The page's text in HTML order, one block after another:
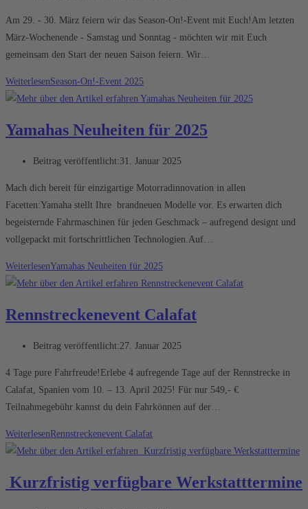
Am 29. - 30. März feiern wir das Season-On!-Event mit Euch!Am letzten
März-Wochenende - Samstag und Sonntag - möchten wir mit Euch
gemeinsam den Start der neuen Saison feiern. Wir…
WeiterlesenSeason-On!-Event 2025
Yamahas Neuheiten für 2025
Beitrag veröffentlicht:31. Januar 2025
Mach dich bereit für einzigartige Motorradinnovation in allen
Facetten:Yamaha stellt Ihre brandneuen Modelle vor. Es erwarten dich
begeisternde Fahrmaschinen für jeden Geschmack – aufregend designt und
vollgepackt mit fortschrittlichen Technologien.Auf…
WeiterlesenYamahas Neuheiten für 2025
Rennstreckenevent Calafat
Beitrag veröffentlicht:27. Januar 2025
4 Tage pure Fahrfreude!Erlebe 4 aufregende Tage auf der Rennstrecke in
Calafat, Spanien vom 10. – 13. April 2025! Für nur 549,- €
Teilnahmegebühr kannst du dein Fahrkönnen auf der…
Weiterlesen Rennstreckenevent Calafat
Kurzfristig verfügbare Werkstatttermine